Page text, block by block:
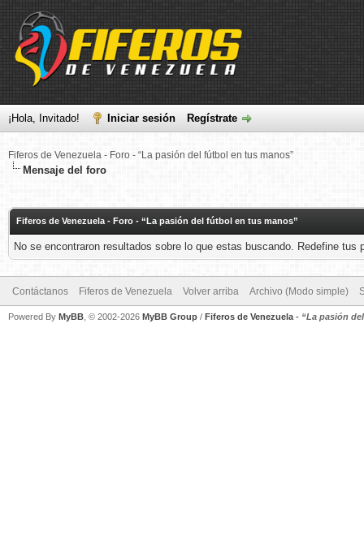
¡Hola, Invitado! Iniciar sesión Regístrate
Fiferos de Venezuela - Foro - “La pasión del fútbol en tus manos”
Mensaje del foro
Fiferos de Venezuela - Foro - “La pasión del fútbol en tus manos”
No se encontraron resultados sobre lo que estas buscando. Redefine tus
Contáctanos Fiferos de Venezuela Volver arriba Archivo (Modo simple)
Powered By MyBB , © 2002-2026 MyBB Group / Fiferos de Venezuela - “La pasión